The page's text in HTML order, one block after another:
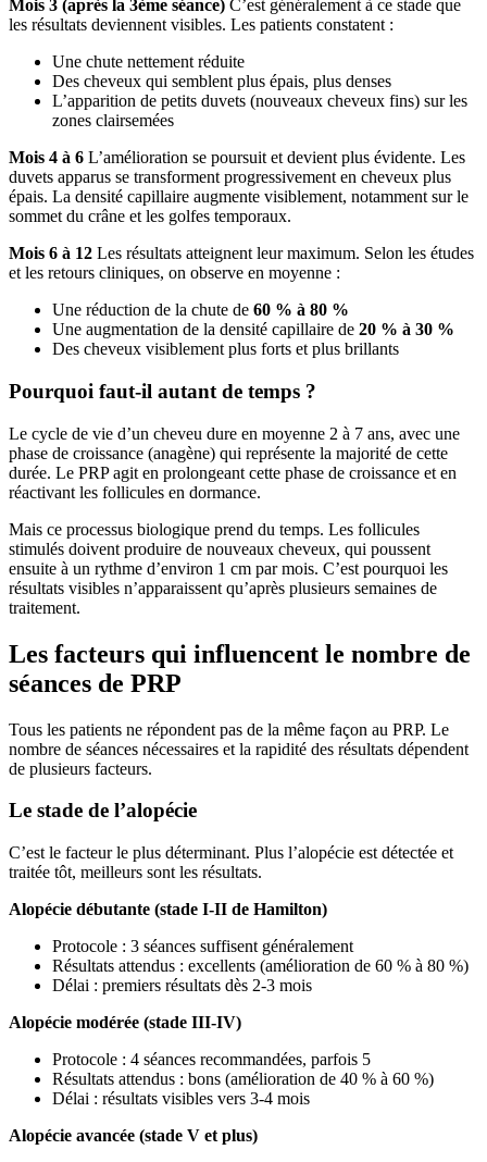
Mois 3 (après la 3ème séance) C’est généralement à ce stade que
les résultats deviennent visibles. Les patients constatent :
Une chute nettement réduite
Des cheveux qui semblent plus épais, plus denses
L’apparition de petits duvets (nouveaux cheveux fins) sur les
zones clairsemées
Mois 4 à 6 L’amélioration se poursuit et devient plus évidente. Les
duvets apparus se transforment progressivement en cheveux plus
épais. La densité capillaire augmente visiblement, notamment sur le
sommet du crâne et les golfes temporaux.
Mois 6 à 12 Les résultats atteignent leur maximum. Selon les études
et les retours cliniques, on observe en moyenne :
Une réduction de la chute de 60 % à 80 %
Une augmentation de la densité capillaire de 20 % à 30 %
Des cheveux visiblement plus forts et plus brillants
Pourquoi faut-il autant de temps ?
Le cycle de vie d’un cheveu dure en moyenne 2 à 7 ans, avec une
phase de croissance (anagène) qui représente la majorité de cette
durée. Le PRP agit en prolongeant cette phase de croissance et en
réactivant les follicules en dormance.
Mais ce processus biologique prend du temps. Les follicules
stimulés doivent produire de nouveaux cheveux, qui poussent
ensuite à un rythme d’environ 1 cm par mois. C’est pourquoi les
résultats visibles n’apparaissent qu’après plusieurs semaines de
traitement.
Les facteurs qui influencent le nombre de
séances de PRP
Tous les patients ne répondent pas de la même façon au PRP. Le
nombre de séances nécessaires et la rapidité des résultats dépendent
de plusieurs facteurs.
Le stade de l’alopécie
C’est le facteur le plus déterminant. Plus l’alopécie est détectée et
traitée tôt, meilleurs sont les résultats.
Alopécie débutante (stade I-II de Hamilton)
Protocole : 3 séances suffisent généralement
Résultats attendus : excellents (amélioration de 60 % à 80 %)
Délai : premiers résultats dès 2-3 mois
Alopécie modérée (stade III-IV)
Protocole : 4 séances recommandées, parfois 5
Résultats attendus : bons (amélioration de 40 % à 60 %)
Délai : résultats visibles vers 3-4 mois
Alopécie avancée (stade V et plus)